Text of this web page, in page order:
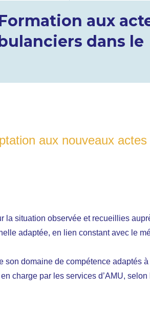
aux
dans le
aux nouveaux actes
la situation observée et recueillies
adaptée, en lien constant avec le
domaine de compétence adaptés à
charge par les services d’AMU, selon